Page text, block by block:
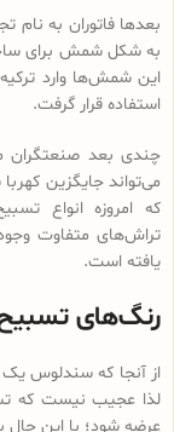
بعدها فاتوران به
به شکل شمش برای
این شمش‌ها وارد
استفاده قرار گرفت.
چندی بعد صنعتگران
می‌تواند جایگزین
که امروزه انواع
تراش‌های متفاوت
یافته است.
رنگ‌های
از آنجا که سندلوس یک
لذا عجیب نیست که
عرضه شود؛ با این حال